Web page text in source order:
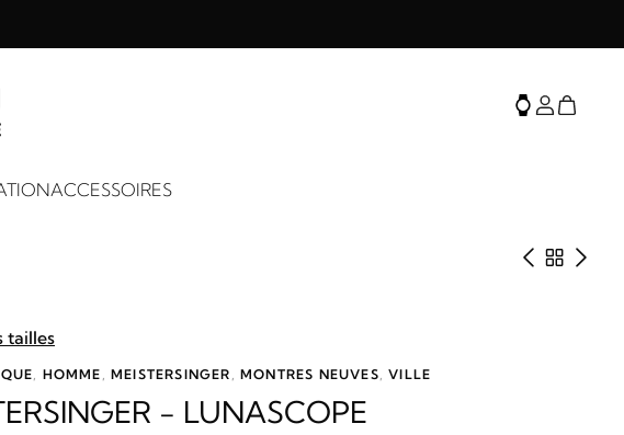
ACCESSOIRES
Produit
tailles
HOMME ,MEISTERSINGER ,MONTRES NEUVES ,VILLE
- LUNASCOPE